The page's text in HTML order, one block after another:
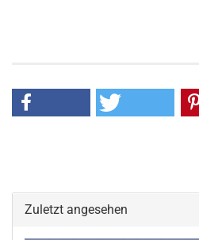
Zuletzt angesehen